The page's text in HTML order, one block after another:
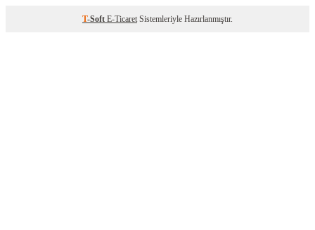
T-Soft E-Ticaret Sistemleriyle Hazırlanmıştır.